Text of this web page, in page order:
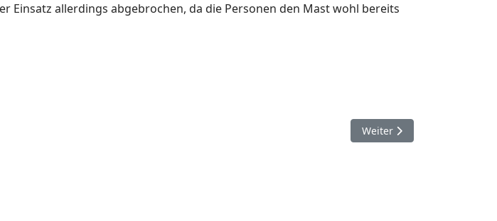
allerdings abgebrochen, da die Personen den Mast wohl bereits
Nächster Beitrag:
Weiter